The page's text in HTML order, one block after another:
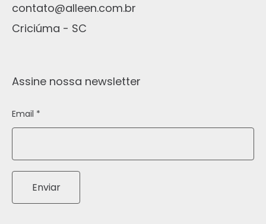
contato@alleen.com.br
Criciúma - SC
Assine nossa newsletter
Email *
Enviar